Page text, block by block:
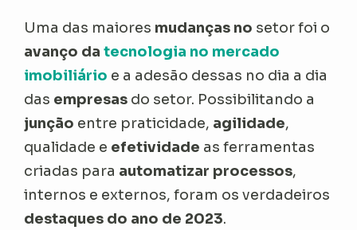
Uma das maiores mudanças no setor foi o
avanço datecnologia no mercado
imobiliário e a adesão dessas no dia a dia
das empresas do setor. Possibilitando a
junção entre praticidade, agilidade,
qualidade e efetividade as ferramentas
criadas para automatizar processos,
internos e externos, foram os verdadeiros
destaques do ano de 2023.